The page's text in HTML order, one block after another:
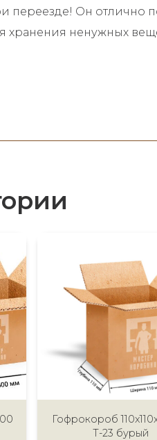
Он отлично
хранения ненужных
Гофрокороб
Т-23 бурый